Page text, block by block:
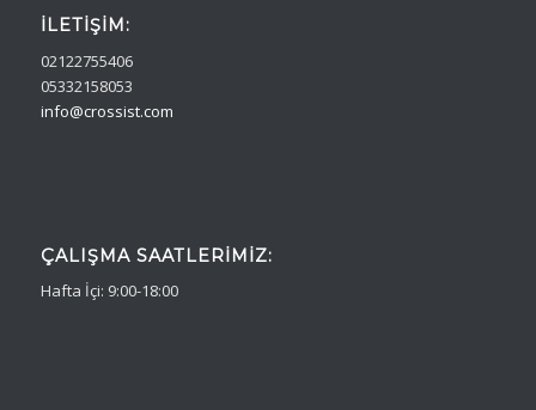
İLETIŞIM:
02122755406
05332158053
info@crossist.com
ÇALIŞMA SAATLERIMIZ:
Hafta İçi: 9:00-18:00